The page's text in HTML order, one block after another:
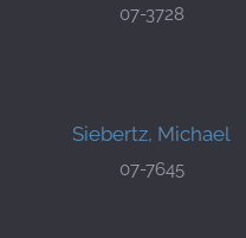
07-3728
Siebertz, Michael
07-7645